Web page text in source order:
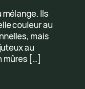
Ils
couleur au
mais
au
mûres […]